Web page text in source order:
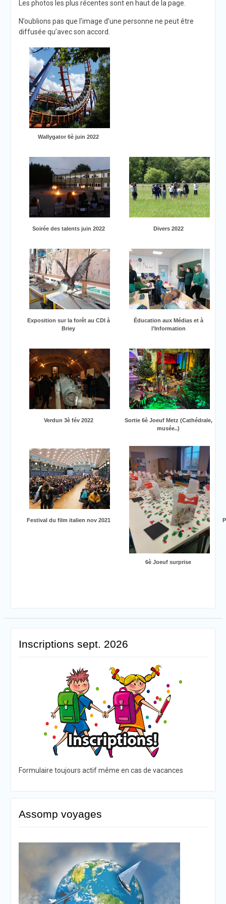
Les photos les plus récentes sont en haut de la page.
N’oublions pas que l’image d’une personne ne peut être
diffusée qu’avec son accord.
Wallygator 6è juin 2022
Soirée des talents juin 2022 Divers 2022
Exposition sur la forêt au CDI à
Briey
Éducation aux Médias et à
l’Information
Verdun 3è fév 2022
Sortie 6è Joeuf Metz (Cathédrale,
musée..)
Festival du film italien nov 2021
6è Joeuf surprise
Inscriptions sept. 2026
Formulaire toujours actif même en cas de vacances
Assomp voyages